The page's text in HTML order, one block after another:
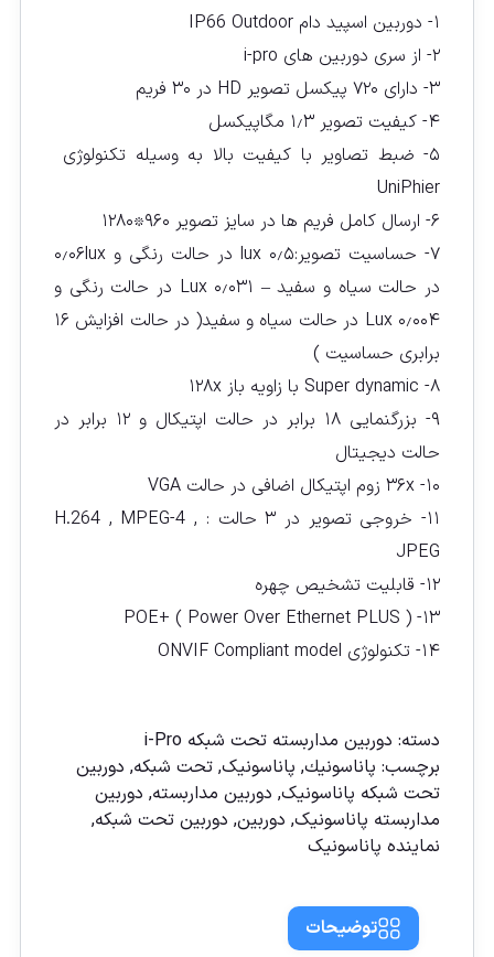
۱- دوربین اسپید دام IP66 Outdoor
۲- از سری دوربین های i-pro
۳- دارای ۷۲۰ پیکسل تصویر HD در ۳۰ فریم
۴- کیفیت تصویر ۱٫۳ مگاپیکسل
۵- ضبط تصاویر با کیفیت بالا به وسیله تکنولوژى
UniPhier
۶- ارسال کامل فریم ها در سایز تصویر ۹۶۰٭۱۲۸۰
۷- حساسیت تصویر:۰٫۵ lux در حالت رنگی و ۰٫۰۶lux
در حالت سیاه و سفید – ۰٫۰۳۱ Lux در حالت رنگی و
۰٫۰۰۴ Lux در حالت سیاه و سفید( در حالت افزایش ۱۶
برابرى حساسیت )
۸- Super dynamic با زاویه باز ۱۲۸x
۹- بزرگنمایی ۱۸ برابر در حالت اپتیکال و ۱۲ برابر در
حالت دیجیتال
۱۰- ۳۶x زوم اپتیکال اضافی در حالت VGA
۱۱- خروجی تصویر در ۳ حالت : H.264 , MPEG-4 ,
JPEG
۱۲- قابلیت تشخیص چهره
۱۳- ( POE+ ( Power Over Ethernet PLUS
۱۴- تکنولوژی ONVIF Compliant model
دسته: دوربين مداربسته تحت شبكه i-Pro
برچسب: پاناسونیك, پاناسونیک, تحت شبکه, دوربين
تحت شبكه پاناسونيک, دوربين مداربسته, دوربين
مداربسته پاناسونيک, دوربین, دوربین تحت شبكه,
نماينده پاناسونيک
توضیحات